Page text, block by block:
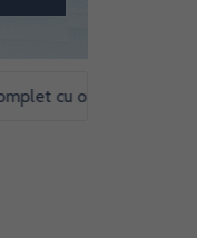
obligatii fiscale si